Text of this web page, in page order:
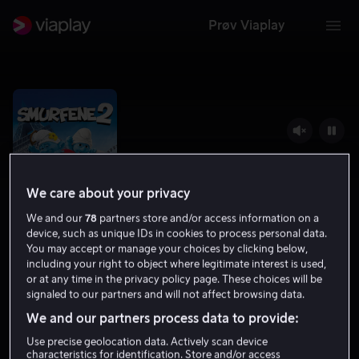
Prøv Viaplay
Smurfene 2
5.3 Familiefilm Barnefilm 2013
1 t 40 min
HD
We care about your privacy
We and our78 partners store and/or access information on a
device, such as unique IDs in cookies to process personal data.
You may accept or manage your choices by clicking below,
including your right to object where legitimate interest is used,
or at any time in the privacy policy page. These choices will be
signaled to our partners and will not affect browsing data.
We and our partners process data to provide:
Use precise geolocation data. Actively scan device
characteristics for identification. Store and/or access